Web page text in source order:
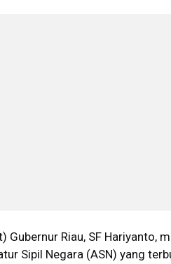
Gubernur Riau, SF Hariyanto,
Sipil Negara (ASN) yang